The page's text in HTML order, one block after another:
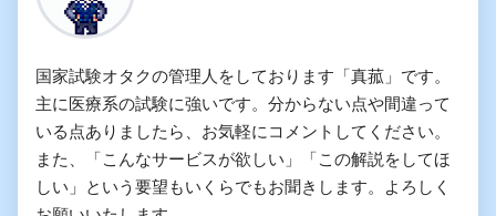
国家試験オタクの管理人をしております「真菰」です。
主に医療系の試験に強いです。分からない点や間違って
いる点ありましたら、お気軽にコメントしてください。
また、「こんなサービスが欲しい」「この解説をしてほ
しい」という要望もいくらでもお聞きします。よろしく